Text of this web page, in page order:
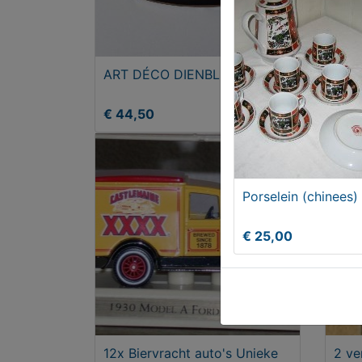
ART DÉCO DIENBLAD
€ 44,50
1x
PDA
€
12x Biervracht auto's Unieke
2
Porselein (chinees)
€ 25,00